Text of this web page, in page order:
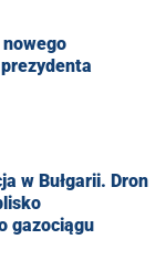
nowego
w Bułgarii. Dron
gazociągu